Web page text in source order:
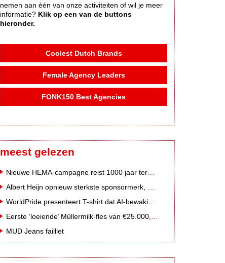
nemen aan één van onze activiteiten of wil je meer
informatie? Klik op een van de buttons
hieronder.
Coolest Dutch Brands
Female Agency Leaders
FONK150 Best Agencies
meest gelezen
MUD Jeans failliet